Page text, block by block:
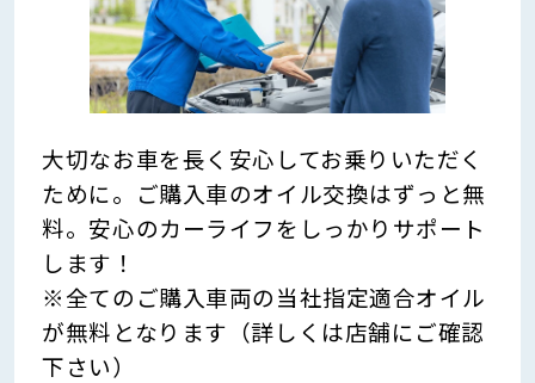
大切なお車を長く安心してお乗りいただく
ために。ご購入車のオイル交換はずっと無
料。安心のカーライフをしっかりサポート
します！
※全てのご購入車両の当社指定適合オイル
が無料となります（詳しくは店舗にご確認
下さい）